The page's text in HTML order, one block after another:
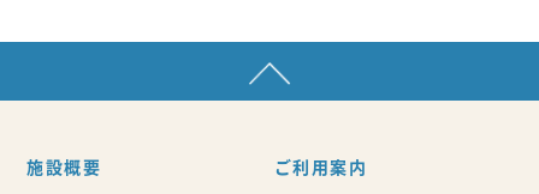
施設概要
ご利用案内